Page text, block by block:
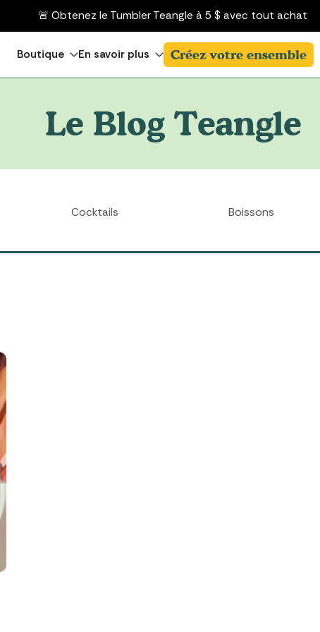
🚨 Obtenez le Tumbler Teangle à 5 $ avec tout achat
Boutique En savoir plus Créez votre ensemble
Le Blog Teangle
Cocktails Boissons